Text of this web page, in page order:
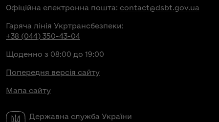
Державна служба України
Офіційна електронна пошта: contact@dsbt.gov.ua
Гаряча лінія Укртрансбезпеки:
+38 (044) 350-43-04
Щоденно з 08:00 до 19:00
Попередня версія сайту
Мапа сайту